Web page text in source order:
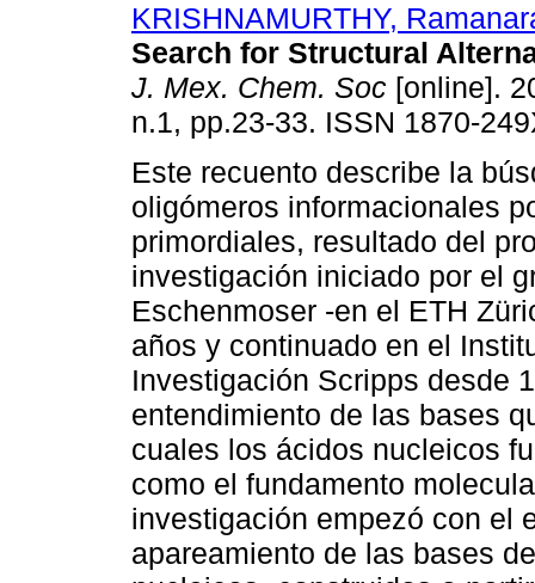
KRISHNAMURTHY,
Search for Structural
J. Mex. Chem. Soc [online].
n.1, pp.23-33. ISSN 1870-
Este recuento describe la
oligómeros informacionales
primordiales, resultado del
investigación iniciado por el
Eschenmoser -en el ETH
años y continuado en el
Investigación Scripps desde
entendimiento de las bases
cuales los ácidos nucleicos
como el fundamento
investigación empezó con el
apareamiento de las bases